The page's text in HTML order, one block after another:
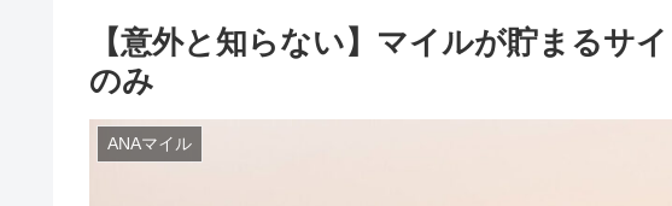
【意外と知らない】マイルが貯まるサ
のみ
ANAマイル